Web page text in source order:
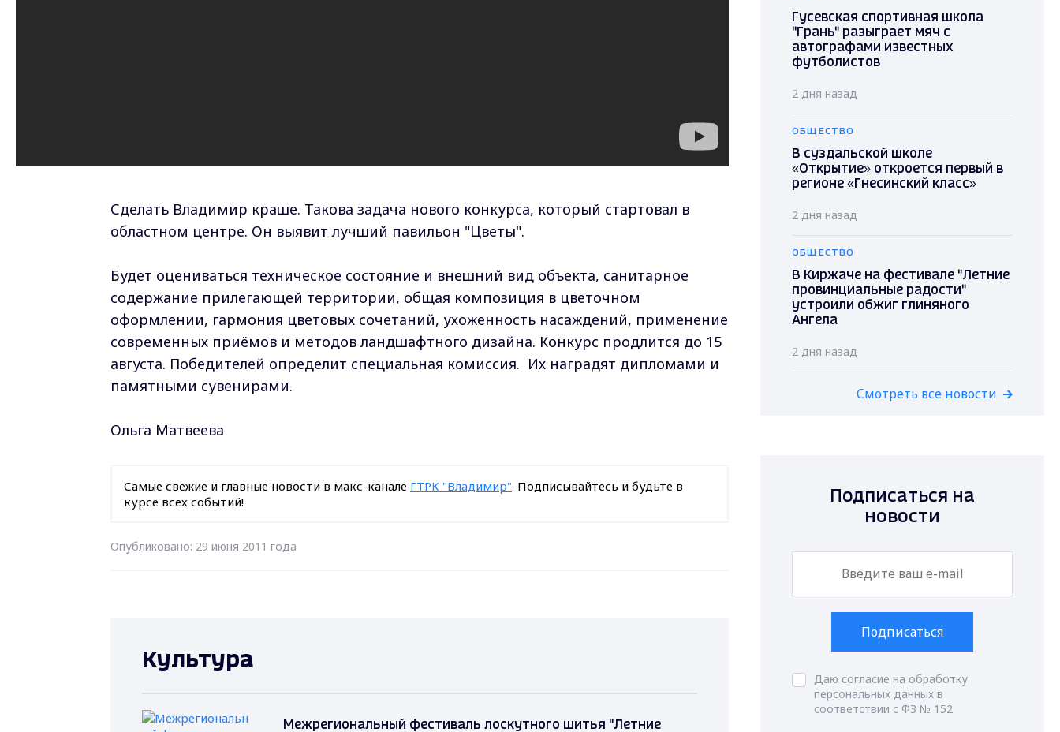
Сделать Владимир краше. Такова задача нового конкурса, который стартовал в
областном центре. Он выявит лучший павильон "Цветы".
Будет оцениваться техническое состояние и внешний вид объекта, санитарное
содержание прилегающей территории, общая композиция в цветочном
оформлении, гармония цветовых сочетаний, ухоженность насаждений, применение
современных приёмов и методов ландшафтного дизайна. Конкурс продлится до 15
августа. Победителей определит специальная комиссия. Их наградят дипломами и
памятными сувенирами.
Ольга Матвеева
Самые свежие и главные новости в макс-канале ГТРК "Владимир". Подписывайтесь и будьте в
курсе всех событий!
Опубликовано: 29 июня 2011 года
Культура
Межрегиональный фестиваль лоскутного шитья "Летние
Гусевская спортивная школа
"Грань" разыграет мяч с
автографами известных
футболистов
2 дня назад
ОБЩЕСТВО
В суздальской школе
«Открытие» откроется первый в
регионе «Гнесинский класс»
2 дня назад
ОБЩЕСТВО
В Киржаче на фестивале "Летние
провинциальные радости"
устроили обжиг глиняного
Ангела
2 дня назад
Смотреть все новости
Подписаться на
новости
Подписаться
Даю согласие на обработку
персональных данных в
соответствии с ФЗ № 152